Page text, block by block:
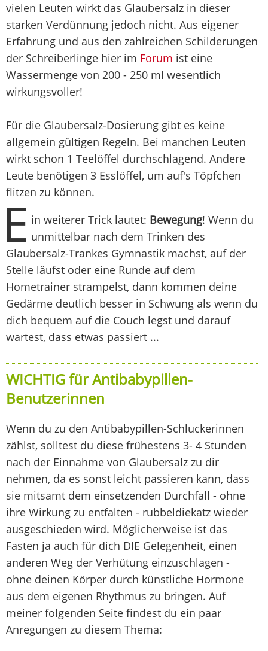
vielen Leuten wirkt das Glaubersalz in dieser
starken Verdünnung jedoch nicht. Aus eigener
Erfahrung und aus den zahlreichen Schilderungen
der Schreiberlinge hier im Forum ist eine
Wassermenge von 200 - 250 ml wesentlich
wirkungsvoller!
Für die Glaubersalz-Dosierung gibt es keine
allgemein gültigen Regeln. Bei manchen Leuten
wirkt schon 1 Teelöffel durchschlagend. Andere
Leute benötigen 3 Esslöffel, um auf's Töpfchen
flitzen zu können.
E in weiterer Trick lautet: Bewegung! Wenn du
unmittelbar nach dem Trinken des
Glaubersalz-Trankes Gymnastik machst, auf der
Stelle läufst oder eine Runde auf dem
Hometrainer strampelst, dann kommen deine
Gedärme deutlich besser in Schwung als wenn du
dich bequem auf die Couch legst und darauf
wartest, dass etwas passiert ...
WICHTIG für Antibabypillen-
Benutzerinnen
Wenn du zu den Antibabypillen-Schluckerinnen
zählst, solltest du diese frühestens 3- 4 Stunden
nach der Einnahme von Glaubersalz zu dir
nehmen, da es sonst leicht passieren kann, dass
sie mitsamt dem einsetzenden Durchfall - ohne
ihre Wirkung zu entfalten - rubbeldiekatz wieder
ausgeschieden wird. Möglicherweise ist das
Fasten ja auch für dich DIE Gelegenheit, einen
anderen Weg der Verhütung einzuschlagen -
ohne deinen Körper durch künstliche Hormone
aus dem eigenen Rhythmus zu bringen. Auf
meiner folgenden Seite findest du ein paar
Anregungen zu diesem Thema: